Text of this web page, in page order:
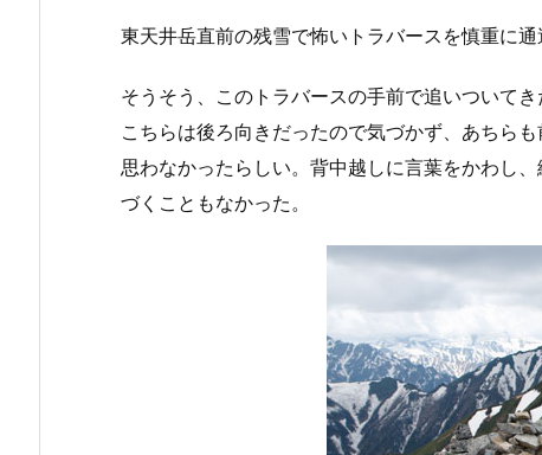
東天井岳直前の残雪で怖いトラバースを慎重に
そうそう、このトラバースの手前で追いついて
こちらは後ろ向きだったので気づかず、あちら
思わなかったらしい。背中越しに言葉をかわし
づくこともなかった。